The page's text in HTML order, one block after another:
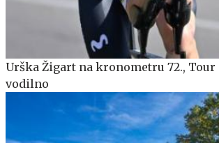
Urška Žigart na kronometru 72., Tour
vodilno